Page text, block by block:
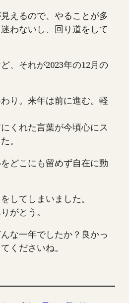
えるので、やることが多
わないし、回り道をして
、それが2023年の12月の
り。来年は前に進む。軽
くれた言葉が今頃心にス
。
どこにも留めず自在に動
してしまいました。
がとう。
な一年でしたか？良かっ
くださいね。